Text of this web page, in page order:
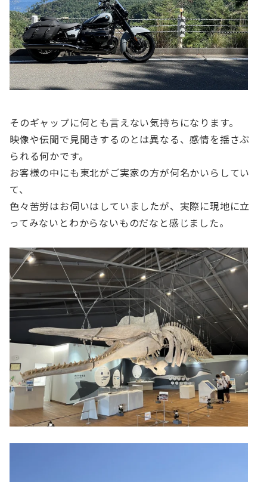
そのギャップに何とも言えない気持ちになります。
映像や伝聞で見聞きするのとは異なる、感情を揺さぶ
られる何かです。
お客様の中にも東北がご実家の方が何名かいらしてい
て、
色々苦労はお伺いはしていましたが、実際に現地に立
ってみないとわからないものだなと感じました。